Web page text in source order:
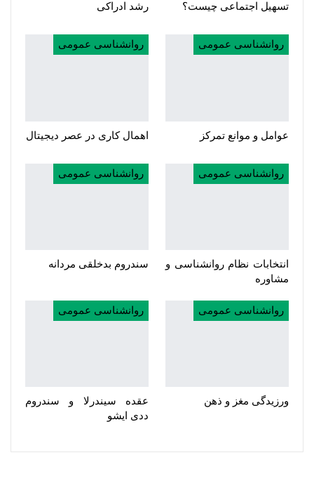
تسهیل اجتماعی چیست؟ رشد ادراکی
روانشناسی عمومی
عوامل و موانع تمرکز
روانشناسی عمومی
اهمال کاری در عصر دیجیتال
روانشناسی عمومی
انتخابات نظام روانشناسی و
مشاوره
روانشناسی عمومی
سندروم بدخلقی مردانه
روانشناسی عمومی
ورزیدگی مغز و ذهن
روانشناسی عمومی
عقده سیندرلا و سندروم
ددی ایشو